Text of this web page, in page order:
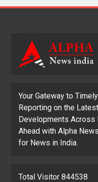
Your Gateway to
Reporting on the
Developments Across
Ahead with Alpha
for News in India.
Total Visitor 844538